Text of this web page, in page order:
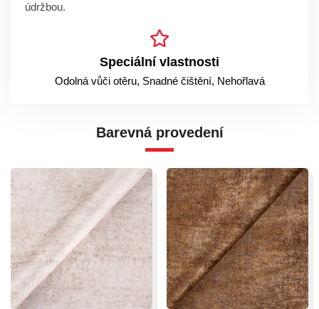
údržbou.
Speciální vlastnosti
Odolná vůči otěru, Snadné čištění, Nehořlavá
Barevná provedení